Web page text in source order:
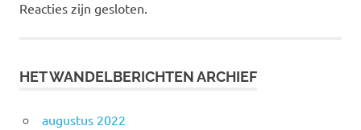
Reacties zijn gesloten.
HET WANDELBERICHTEN ARCHIEF
augustus 2022